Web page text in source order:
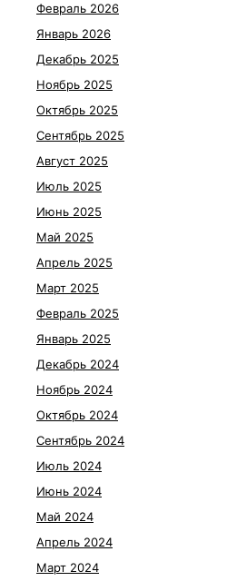
Февраль 2026
Январь 2026
Декабрь 2025
Ноябрь 2025
Октябрь 2025
Сентябрь 2025
Август 2025
Июль 2025
Июнь 2025
Май 2025
Апрель 2025
Март 2025
Февраль 2025
Январь 2025
Декабрь 2024
Ноябрь 2024
Октябрь 2024
Сентябрь 2024
Июль 2024
Июнь 2024
Май 2024
Апрель 2024
Март 2024